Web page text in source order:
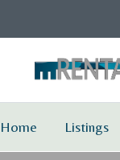
Home Listings